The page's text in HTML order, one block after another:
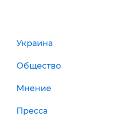
Украина
Общество
Мнение
Пресса